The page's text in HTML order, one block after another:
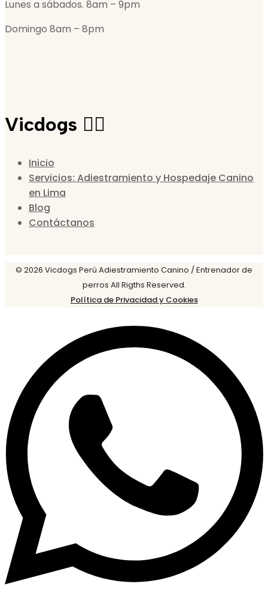
Lunes a sábados. 8am – 9pm
Domingo 8am – 8pm
Vicdogs 🐕‍🦺
Inicio
Servicios: Adiestramiento y Hospedaje Canino
en Lima
Blog
Contáctanos
© 2026 Vicdogs Perú Adiestramiento Canino / Entrenador de
perros All Rigths Reserved.
Política de Privacidad y Cookies